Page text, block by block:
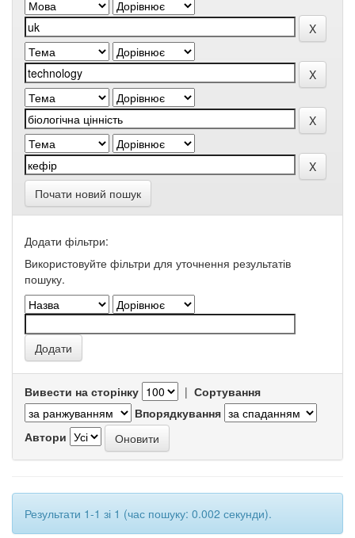
Почати новий пошук
Додати фільтри:
Використовуйте фільтри для уточнення результатів
пошуку.
Вивести на сторінку | Сортування
Впорядкування
Автори
Результати 1-1 зі 1 (час пошуку: 0.002 секунди).